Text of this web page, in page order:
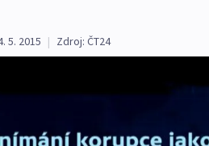
5. 2015 | Zdroj: ČT24